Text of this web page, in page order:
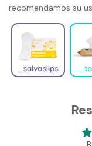
recomendamos su